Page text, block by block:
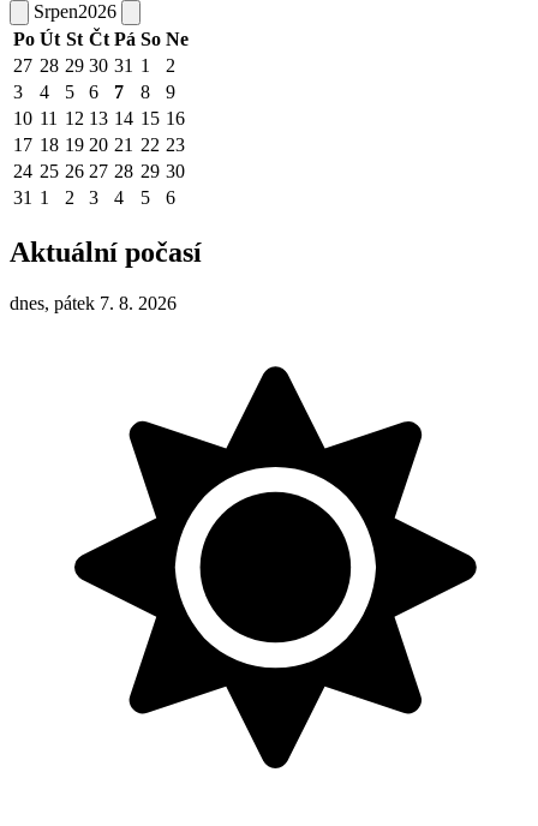
Srpen2026
Po Út St Čt Pá So Ne
27 28 29 30 31 1
2
3
4 5 6 7 8
9
10 11 12 13 14 15 16
17 18 19 20 21 22 23
24 25 26 27 28 29 30
31 1 2 3 4 5 6
Aktuální počasí
dnes, pátek 7. 8. 2026